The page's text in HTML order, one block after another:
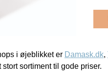
i øjeblikket er Damask.dk,
stort sortiment til gode priser.